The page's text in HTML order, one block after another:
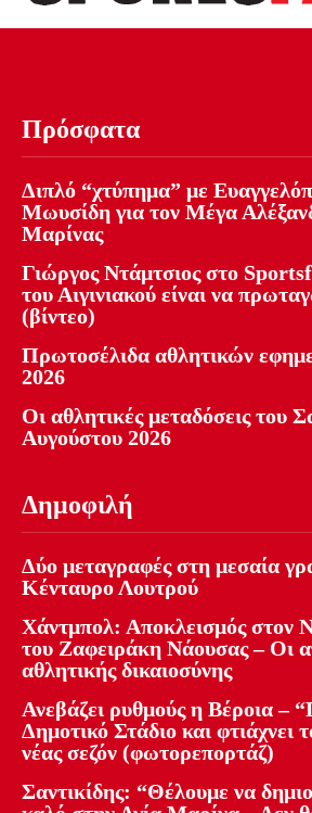
Πρόσφατα
Διπλό “χτύπημα” με
Μωυσίδη για τον Μέγα
Μαρίνας
Γιώργος Ντάμτσιος στο
του Αιγινιακού είναι να
(βίντεο)
Πρωτοσέλιδα αθλητικών
2026
Οι αθλητικές μεταδόσεις του
Αυγούστου 2026
Δημοφιλή
Δύο μεταγραφές στη μεσαία
Κένταυρο Λουτρού
Χάντμπολ: Αποκλεισμός στον
του Ζαφειράκη Νάουσας – Οι
αθλητικής δικαιοσύνης
Ανεβάζει ρυθμούς η Βέροια –
Δημοτικό Στάδιο και φτιάχνει
νέας σεζόν (φωτορεπορτάζ)
Σαντικίδης: “Θέλουμε να